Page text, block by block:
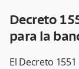
Decreto
para la
El Decreto